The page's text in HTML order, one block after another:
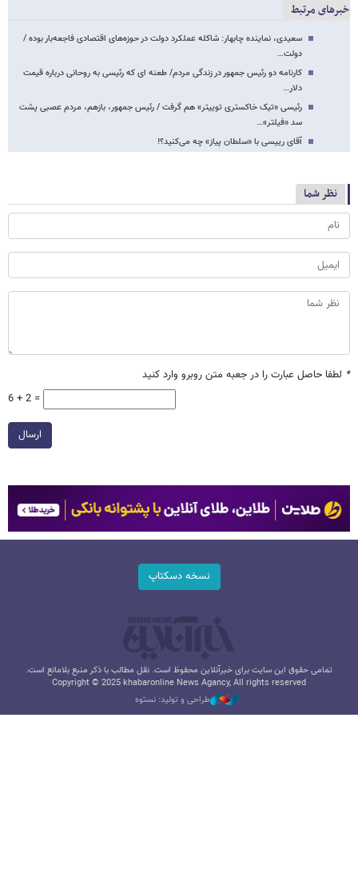
خبرهای مرتبط
سعیدی، نماینده چابهار: شاکله‌ عملکرد دولت در حوزه‌های اقتصادی فاجعه‌بار بوده /
دولت…
کارنامه دو رئیس جمهور در زندگی مردم/ طعنه ای که رئیسی به روحانی درباره قیمت
دلار…
رئیسی «تیک خاکستری توییتر» هم گرفت / رئیس جمهور، بازهم، مردم عصبی پشت
سد «فیلتر»…
آقای رییسی با «سلطان پیاز» چه می‌کنید؟!
نظر شما
* لطفا حاصل عبارت را در جعبه متن روبرو وارد کنید
6 + 2 =
ارسال
نسخه دسکتاپ
تمامی حقوق این سایت برای خبرآنلاین محفوظ است. نقل مطالب با ذکر منبع بلامانع است.
Copyright © 2025 khabaronline News Agancy, All rights reserved
طراحی و تولید: نستوه